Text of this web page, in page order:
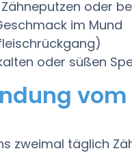
oder
im Mund
oder süßen
zweimal täglich